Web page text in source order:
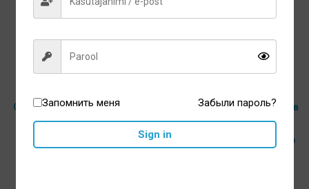
Ортодонтический силикон
OrthoEase
5,20€
Зубная щетка для брекетов
и имлантов Piksters
Connect Forward Focus Tip
Запомнить меня Забыли пароль?
Sign in